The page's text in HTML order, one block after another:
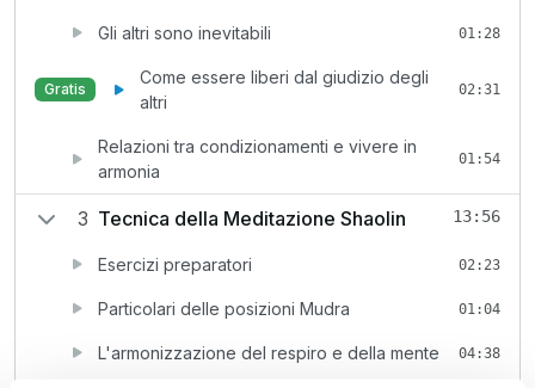
Gli altri sono inevitabili 01:28
Gratis
Come essere liberi dal giudizio degli
altri
02:31
Relazioni tra condizionamenti e vivere in
armonia
01:54
3 Tecnica della Meditazione Shaolin 13:56
Esercizi preparatori 02:23
Particolari delle posizioni Mudra 01:04
L'armonizzazione del respiro e della mente 04:38